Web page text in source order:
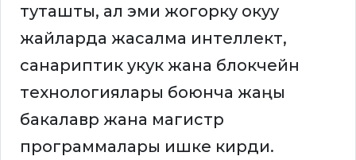
туташты, ал эми жогорку окуу
жайларда жасалма интеллект,
санариптик укук жана блокчейн
технологиялары боюнча жаңы
бакалавр жана магистр
программалары ишке кирди.